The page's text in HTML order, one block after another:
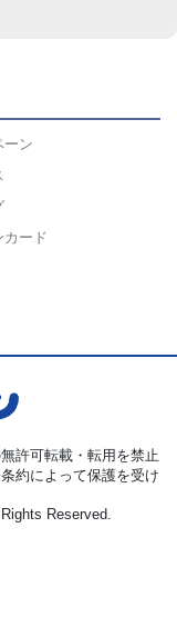
ーン
カード
許可転載・転用を禁止
約によって保護を受け
Reserved.